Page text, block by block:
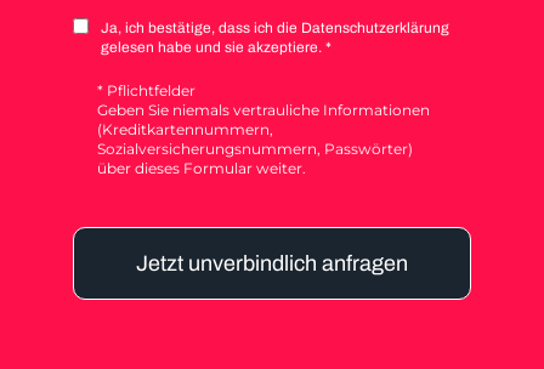
Ja, ich bestätige, dass ich die Datenschutzerklärung
gelesen habe und sie akzeptiere. *
* Pflichtfelder
Geben Sie niemals vertrauliche Informationen
(Kreditkartennummern,
Sozialversicherungsnummern, Passwörter)
über dieses Formular weiter.
Jetzt unverbindlich anfragen